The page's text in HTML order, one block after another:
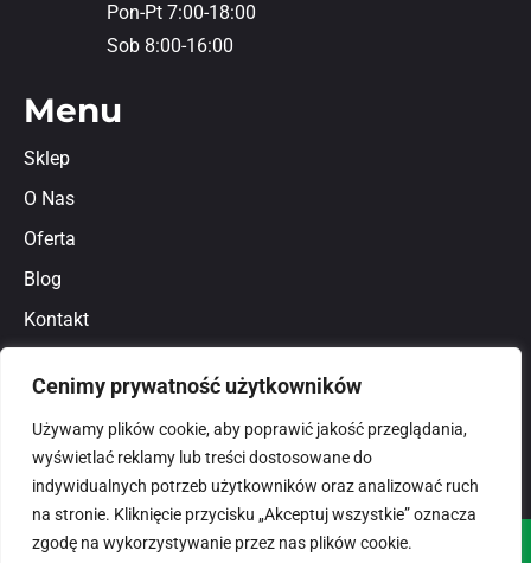
Cenimy prywatność użytkowników
Używamy plików cookie, aby poprawić jakość przeglądania,
wyświetlać reklamy lub treści dostosowane do
indywidualnych potrzeb użytkowników oraz analizować ruch
na stronie. Kliknięcie przycisku „Akceptuj wszystkie” oznacza
zgodę na wykorzystywanie przez nas plików cookie.
Pon-Pt 7:00-18:00
Sob 8:00-16:00
Menu
Sklep
O Nas
Oferta
Blog
Kontakt
Polityka prywatności